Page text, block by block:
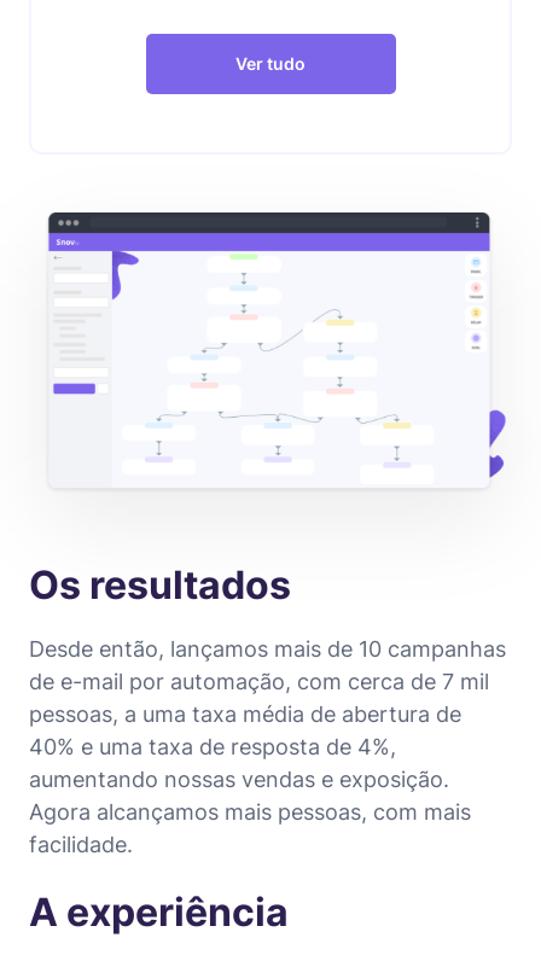
Ver tudo
Os resultados
Desde então, lançamos mais de 10 campanhas
de e-mail por automação, com cerca de 7 mil
pessoas, a uma taxa média de abertura de
40% e uma taxa de resposta de 4%,
aumentando nossas vendas e exposição.
Agora alcançamos mais pessoas, com mais
facilidade.
A experiência